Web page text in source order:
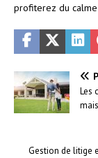
profiterez du
Les
Gestion de litige